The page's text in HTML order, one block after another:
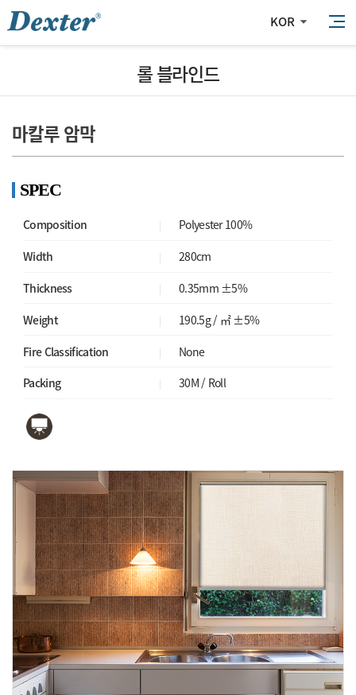
KOR
롤 블라인드
마칼루 암막
SPEC
Composition
Polyester 100%
Width
280cm
Thickness
0.35mm ±5%
Weight
190.5g / ㎡ ±5%
Fire Classification
None
Packing
30M / Roll